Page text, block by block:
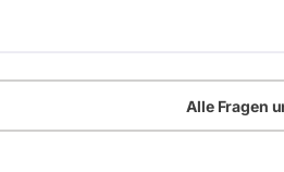
Alle Fragen